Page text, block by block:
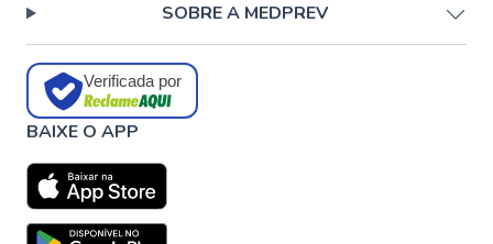
SOBRE A MEDPREV
Verificada por
BAIXE O APP